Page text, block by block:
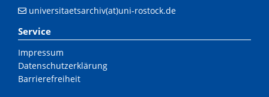
universitaetsarchiv(at)uni-rostock.de
Service
Impressum
Datenschutzerklärung
Barrierefreiheit